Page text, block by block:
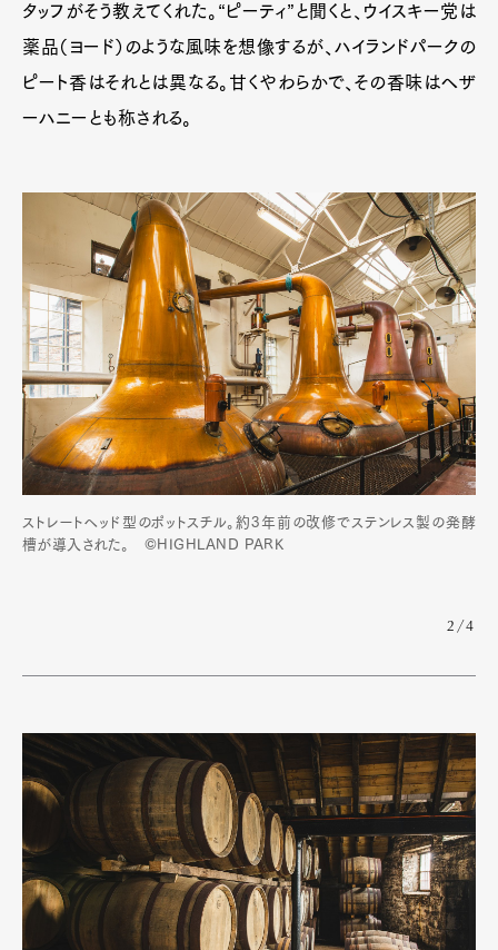
タッフがそう教えてくれた。“ピーティ”と聞くと、ウイスキー党は
薬品（ヨード）のような風味を想像するが、ハイランドパークの
ピート香はそれとは異なる。甘くやわらかで、その香味はヘザ
ーハニーとも称される。
ストレートヘッド型のポットスチル。約3年前の改修でステンレス製の発酵
槽が導入された。 ©HIGHLAND PARK
2/4